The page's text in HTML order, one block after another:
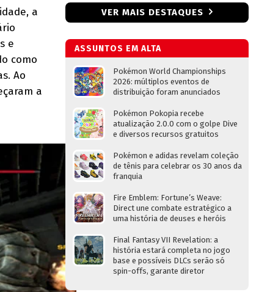
a
e
como
Ao
a
VER MAIS DESTAQUES
ASSUNTOS EM ALTA
Pokémon World Championships
2026: múltiplos eventos de
distribuição foram anunciados
Pokémon Pokopia recebe
atualização 2.0.0 com o golpe Dive
e diversos recursos gratuitos
Pokémon e adidas revelam coleção
de tênis para celebrar os 30 anos da
franquia
Fire Emblem: Fortune’s Weave:
Direct une combate estratégico a
uma história de deuses e heróis
Final Fantasy VII Revelation: a
história estará completa no jogo
base e possíveis DLCs serão só
spin-offs, garante diretor